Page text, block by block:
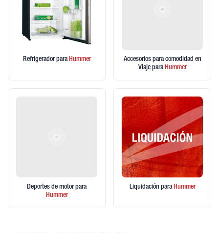
Refrigerador paraHummer
Accesorios para comodidad en
Viaje paraHummer
Deportes de motor para
Hummer
Liquidación paraHummer